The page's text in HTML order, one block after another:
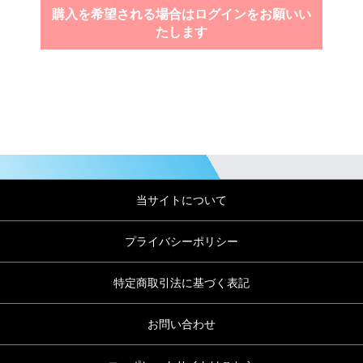
購入を希望される場合はログインをお願いい
たします
当サイトについて
プライバシーポリシー
特定商取引法に基づく表記
お問い合わせ